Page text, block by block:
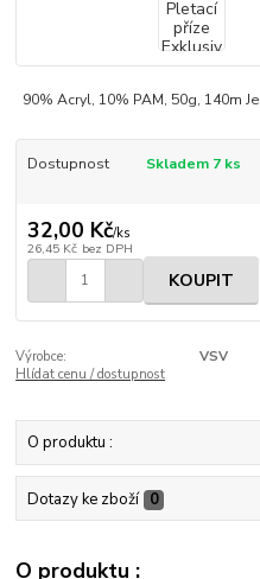
90% Acryl, 10% PAM, 50g, 140m
Dostupnost Skladem 7 ks
32,00 Kč/ks
26,45 Kč bez DPH
KOUPIT
Výrobce:
VSV
Hlídat cenu / dostupnost
O produktu :
Dotazy ke zboží 0
O produktu :